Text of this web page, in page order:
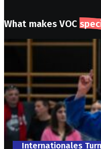
What makes VOC
Internationales